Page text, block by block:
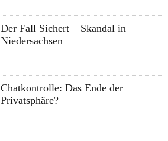
Der Fall Sichert – Skandal in
Niedersachsen
Chatkontrolle: Das Ende der
Privatsphäre?